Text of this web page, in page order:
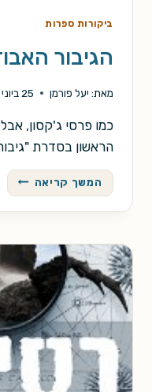
ביקורות ספרות
הגיבור
מאת: יעל פורמן 25 ביוני 2011
כמו פרסי ג'קסון,
הראשון בסדרת
המשך קריאה הגיבור
האבוד
/
ריירדן